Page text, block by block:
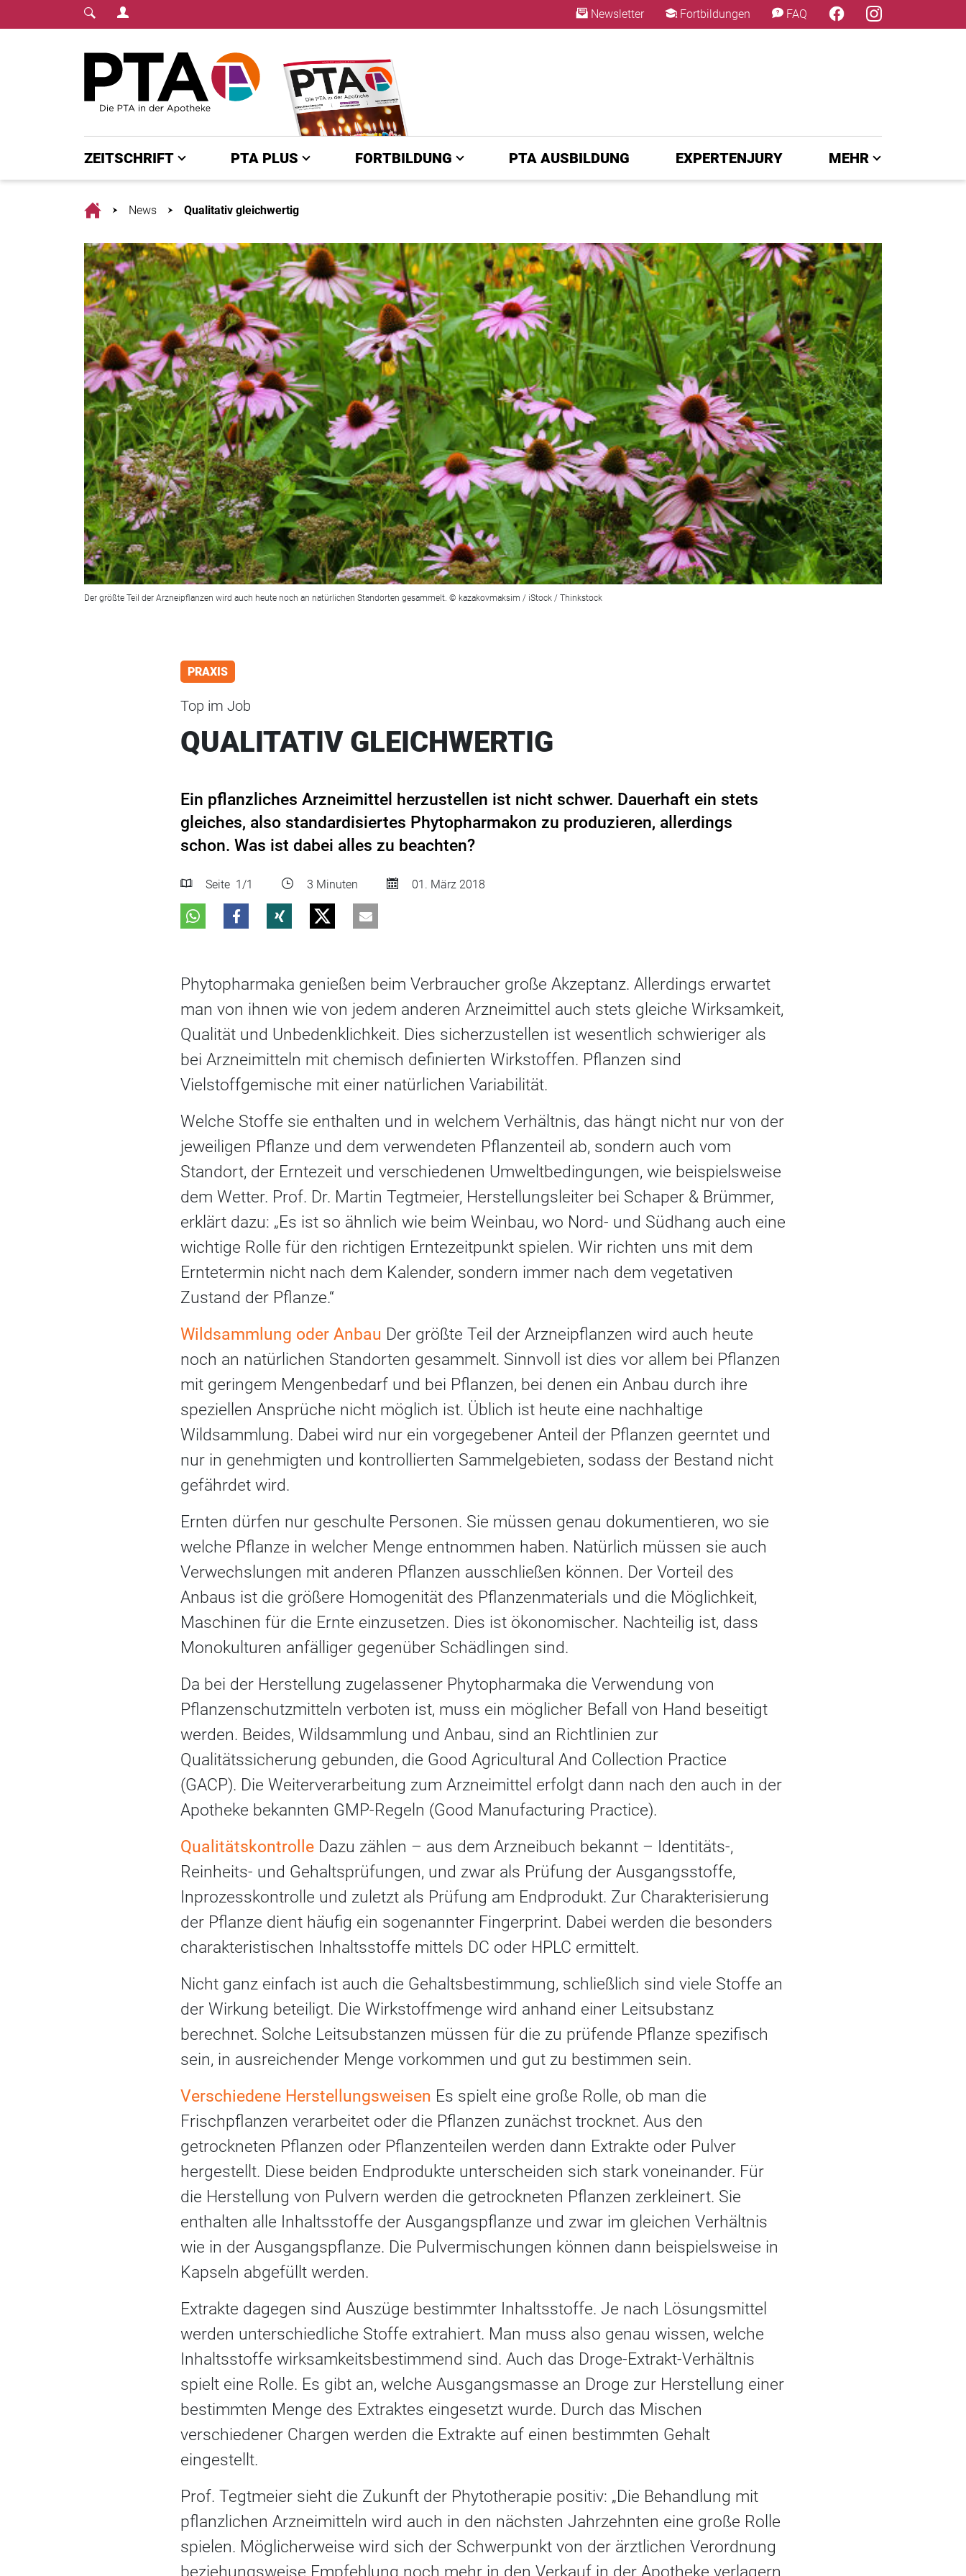
Login Menu Newsletter Fortbildungen FAQ
ZEITSCHRIFT PTA PLUS FORTBILDUNG PTA AUSBILDUNG EXPERTENJURY MEHR
HomeNews Qualitativ gleichwertig
Der größte Teil der Arzneipflanzen wird auch heute noch an natürlichen Standorten gesammelt. © kazakovmaksim / iStock / Thinkstock
PRAXIS
Top im Job
QUALITATIV GLEICHWERTIG
Ein pflanzliches Arzneimittel herzustellen ist nicht schwer. Dauerhaft ein stets
gleiches, also standardisiertes Phytopharmakon zu produzieren, allerdings
schon. Was ist dabei alles zu beachten?
Seite 1/1 3 Minuten 01. März 2018
Phytopharmaka genießen beim Verbraucher große Akzeptanz. Allerdings erwartet
man von ihnen wie von jedem anderen Arzneimittel auch stets gleiche Wirksamkeit,
Qualität und Unbedenklichkeit. Dies sicherzustellen ist wesentlich schwieriger als
bei Arzneimitteln mit chemisch definierten Wirkstoffen. Pflanzen sind
Vielstoffgemische mit einer natürlichen Variabilität.
Welche Stoffe sie enthalten und in welchem Verhältnis, das hängt nicht nur von der
jeweiligen Pflanze und dem verwendeten Pflanzenteil ab, sondern auch vom
Standort, der Erntezeit und verschiedenen Umweltbedingungen, wie beispielsweise
dem Wetter. Prof. Dr. Martin Tegtmeier, Herstellungsleiter bei Schaper & Brümmer,
erklärt dazu: „Es ist so ähnlich wie beim Weinbau, wo Nord- und Südhang auch eine
wichtige Rolle für den richtigen Erntezeitpunkt spielen. Wir richten uns mit dem
Erntetermin nicht nach dem Kalender, sondern immer nach dem vegetativen
Zustand der Pflanze.“
Wildsammlung oder Anbau Der größte Teil der Arzneipflanzen wird auch heute
noch an natürlichen Standorten gesammelt. Sinnvoll ist dies vor allem bei Pflanzen
mit geringem Mengenbedarf und bei Pflanzen, bei denen ein Anbau durch ihre
speziellen Ansprüche nicht möglich ist. Üblich ist heute eine nachhaltige
Wildsammlung. Dabei wird nur ein vorgegebener Anteil der Pflanzen geerntet und
nur in genehmigten und kontrollierten Sammelgebieten, sodass der Bestand nicht
gefährdet wird.
Ernten dürfen nur geschulte Personen. Sie müssen genau dokumentieren, wo sie
welche Pflanze in welcher Menge entnommen haben. Natürlich müssen sie auch
Verwechslungen mit anderen Pflanzen ausschließen können. Der Vorteil des
Anbaus ist die größere Homogenität des Pflanzenmaterials und die Möglichkeit,
Maschinen für die Ernte einzusetzen. Dies ist ökonomischer. Nachteilig ist, dass
Monokulturen anfälliger gegenüber Schädlingen sind.
Da bei der Herstellung zugelassener Phytopharmaka die Verwendung von
Pflanzenschutzmitteln verboten ist, muss ein möglicher Befall von Hand beseitigt
werden. Beides, Wildsammlung und Anbau, sind an Richtlinien zur
Qualitätssicherung gebunden, die Good Agricultural And Collection Practice
(GACP). Die Weiterverarbeitung zum Arzneimittel erfolgt dann nach den auch in der
Apotheke bekannten GMP-Regeln (Good Manufacturing Practice).
Qualitätskontrolle Dazu zählen – aus dem Arzneibuch bekannt – Identitäts-,
Reinheits- und Gehaltsprüfungen, und zwar als Prüfung der Ausgangsstoffe,
Inprozesskontrolle und zuletzt als Prüfung am Endprodukt. Zur Charakterisierung
der Pflanze dient häufig ein sogenannter Fingerprint. Dabei werden die besonders
charakteristischen Inhaltsstoffe mittels DC oder HPLC ermittelt.
Nicht ganz einfach ist auch die Gehaltsbestimmung, schließlich sind viele Stoffe an
der Wirkung beteiligt. Die Wirkstoffmenge wird anhand einer Leitsubstanz
berechnet. Solche Leitsubstanzen müssen für die zu prüfende Pflanze spezifisch
sein, in ausreichender Menge vorkommen und gut zu bestimmen sein.
Verschiedene Herstellungsweisen Es spielt eine große Rolle, ob man die
Frischpflanzen verarbeitet oder die Pflanzen zunächst trocknet. Aus den
getrockneten Pflanzen oder Pflanzenteilen werden dann Extrakte oder Pulver
hergestellt. Diese beiden Endprodukte unterscheiden sich stark voneinander. Für
die Herstellung von Pulvern werden die getrockneten Pflanzen zerkleinert. Sie
enthalten alle Inhaltsstoffe der Ausgangspflanze und zwar im gleichen Verhältnis
wie in der Ausgangspflanze. Die Pulvermischungen können dann beispielsweise in
Kapseln abgefüllt werden.
Extrakte dagegen sind Auszüge bestimmter Inhaltsstoffe. Je nach Lösungsmittel
werden unterschiedliche Stoffe extrahiert. Man muss also genau wissen, welche
Inhaltsstoffe wirksamkeitsbestimmend sind. Auch das Droge-Extrakt-Verhältnis
spielt eine Rolle. Es gibt an, welche Ausgangsmasse an Droge zur Herstellung einer
bestimmten Menge des Extraktes eingesetzt wurde. Durch das Mischen
verschiedener Chargen werden die Extrakte auf einen bestimmten Gehalt
eingestellt.
Prof. Tegtmeier sieht die Zukunft der Phytotherapie positiv: „Die Behandlung mit
pflanzlichen Arzneimitteln wird auch in den nächsten Jahrzehnten eine große Rolle
spielen. Möglicherweise wird sich der Schwerpunkt von der ärztlichen Verordnung
beziehungsweise Empfehlung noch mehr in den Verkauf in der Apotheke verlagern.
×